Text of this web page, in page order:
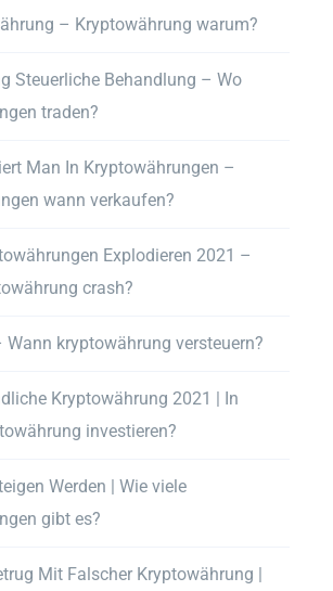
– Kryptowährung warum?
Steuerliche Behandlung – Wo
traden?
Man In Kryptowährungen –
wann verkaufen?
Explodieren 2021 –
crash?
Wann kryptowährung versteuern?
Kryptowährung 2021 | In
investieren?
Werden | Wie viele
gibt es?
Mit Falscher Kryptowährung |